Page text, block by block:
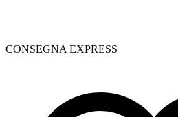
CONSEGNA EXPRESS